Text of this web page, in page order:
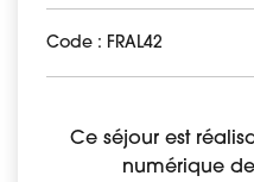
Code : FRAL42
Ce séjour est
numérique